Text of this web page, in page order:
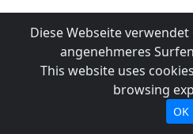
Diese Webseite
angenehmeres
This website uses
browsing
OK